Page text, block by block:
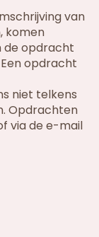
van
komen
de opdracht
opdracht
niet telkens
Opdrachten
via de e-mail